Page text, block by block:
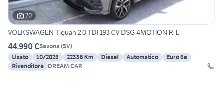
20
VOLKSWAGEN Tiguan 2.0 TDI 193 CV DSG 4MOTION R-L
44.990 €Savona (SV)
Usato
10/2025 22336 Km Diesel Automatico
Euro 6e
Rivenditore DREAM CAR